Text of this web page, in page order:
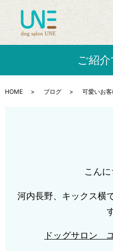
ご紹
HOME ブログ 可愛いお
こんに
河内長野、キックス横
ドッグサロン